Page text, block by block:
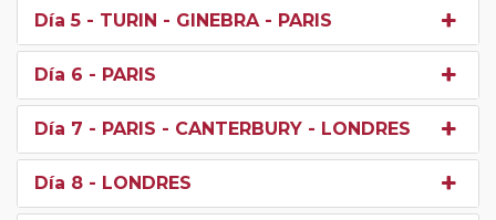
Día 5 - TURIN - GINEBRA - PARIS
Día 6 - PARIS
Día 7 - PARIS - CANTERBURY - LONDRES
Día 8 - LONDRES